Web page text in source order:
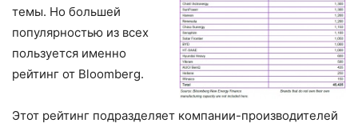
темы. Но большей
популярностью из всех
пользуется именно
рейтинг от Blооmberg.
Этот рейтинг подразделяет компании-производителей